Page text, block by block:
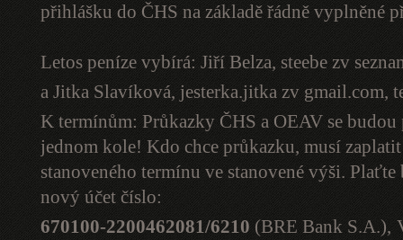
přihlášku do ČHS na základě řádně vyplněné
Letos peníze vybírá: Jiří Belza, steebe zv
a Jitka Slavíková, jesterka.jitka zv gmail.com,
K termínům: Průkazky ČHS a OEAV se
jednom kole! Kdo chce průkazku, musí
stanoveného termínu ve stanovené výši.
nový účet číslo:
670100-2200462081/6210 (BRE Bank S.A.),